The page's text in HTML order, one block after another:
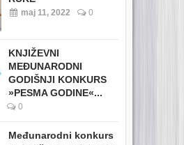
maj 11, 2022 0
KNJIŽEVNI
MEĐUNARODNI
GODIŠNJI KONKURS
»PESMA GODINE«...
0
Međunarodni konkurs